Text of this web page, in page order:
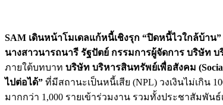
SAM เดินหน้าโมเดลแก้หนี้เชิงรุก “ปิดหนี้ไวใกล้บ้า
นางสาวนารถนารี รัฐปัตย์ กรรมการผู้จัดการ บริษัท
ภายใต้บทบาท บริษัท บริหารสินทรัพย์เพื่อสังคม
ไปต่อได้” ที่มีสถานะเป็นหนี้เสีย (NPL) วงเงินไม่เกิน
มากกว่า 1,000 รายเข้าร่วมงาน รวมทั้งประชาสัมพั